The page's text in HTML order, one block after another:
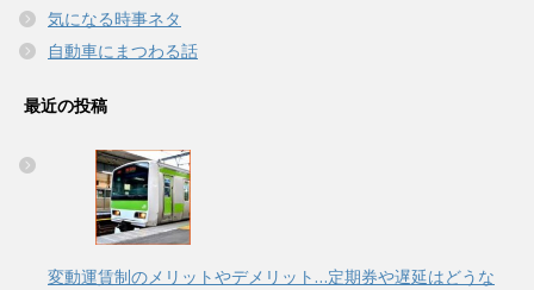
気になる時事ネタ
自動車にまつわる話
最近の投稿
変動運賃制のメリットやデメリット…定期券や遅延はどうな